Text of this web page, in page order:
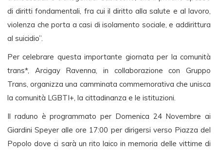
di diritti fondamentali, fra cui il diritto alla salute e al lavoro,
violenza che porta a casi di isolamento sociale, e addirittura
al suicidio”.
Per celebrare questa importante giornata per la comunità
trans*, Arcigay Ravenna, in collaborazione con Gruppo
Trans, organizza una camminata commemorativa che unisca
la comunità LGBTI+, la cittadinanza e le istituzioni.
Il raduno è programmato per Domenica 24 Novembre ai
Giardini Speyer alle ore 17:00 per dirigersi verso Piazza del
Popolo dove ci sarà un rito laico in memoria delle vittime di